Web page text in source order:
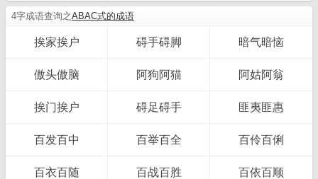
4字成语查询之ABAC式的成语
挨家挨户 碍手碍脚 暗气暗恼
傲头傲脑 阿狗阿猫 阿姑阿翁
挨门挨户 碍足碍手 匪夷匪惠
百发百中 百举百全 百伶百俐
百衣百随 百战百胜 百依百顺